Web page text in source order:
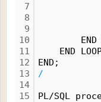
7
8
9
10
11
12
13
14
15
'ON
END
END
END;
/
PL/SQL